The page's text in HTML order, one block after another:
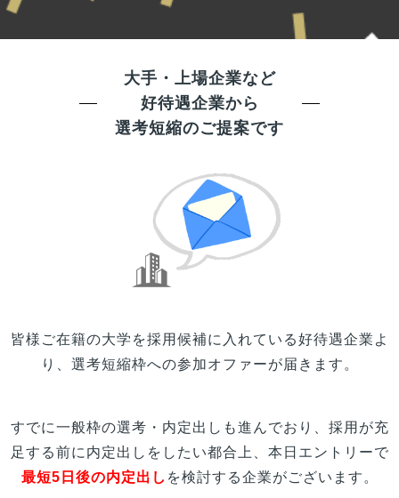
大手・上場企業など
好待遇企業から
選考短縮のご提案です
皆様 ご在籍の大学 を採用候補に入れている好待遇企業よ
り、選考短縮枠への参加オファーが届きます。
すでに一般枠の選考・内定出しも進んでおり、採用が充
足する前に内定出しをしたい都合上、本日エントリーで
最短5日後の内定出し を検討する企業がございます。